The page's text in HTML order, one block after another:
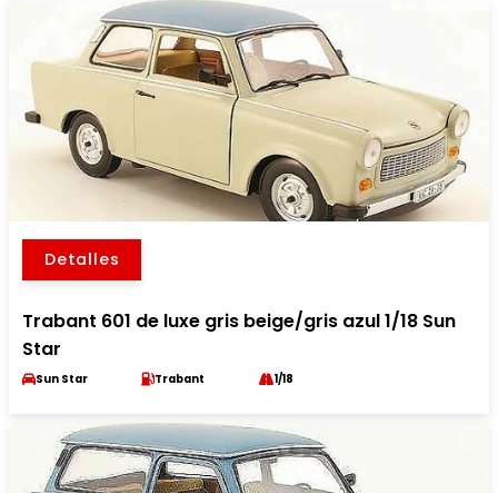
Detalles
Trabant 601 de luxe gris beige/gris azul 1/18 Sun
Star
Sun Star Trabant 1/18